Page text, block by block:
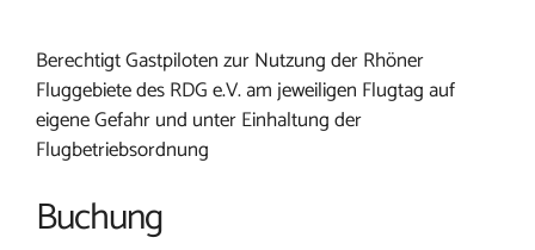
Berechtigt Gastpiloten zur Nutzung der Rhöner
Fluggebiete des RDG e.V. am jeweiligen Flugtag auf
eigene Gefahr und unter Einhaltung der
Flugbetriebsordnung
Buchung